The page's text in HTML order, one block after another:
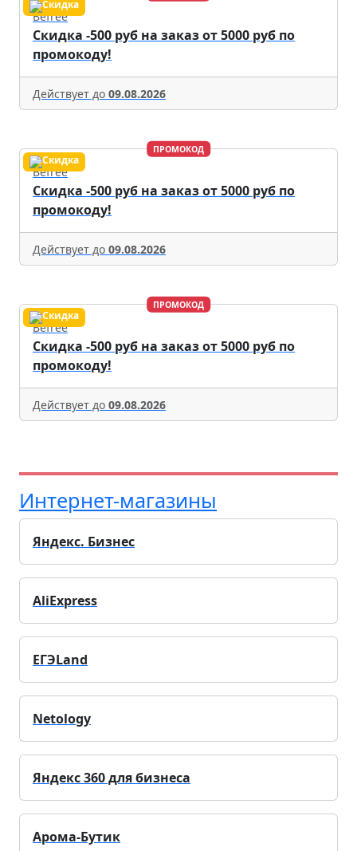
Befree
Скидка -500 руб на заказ от 5000 руб по
промокоду!
Действует до 09.08.2026
ПРОМОКОД
Befree
Скидка -500 руб на заказ от 5000 руб по
промокоду!
Действует до 09.08.2026
ПРОМОКОД
Befree
Скидка -500 руб на заказ от 5000 руб по
промокоду!
Действует до 09.08.2026
Интернет-магазины
Яндекс. Бизнес
AliExpress
ЕГЭLand
Netology
Яндекс 360 для бизнеса
Арома-Бутик